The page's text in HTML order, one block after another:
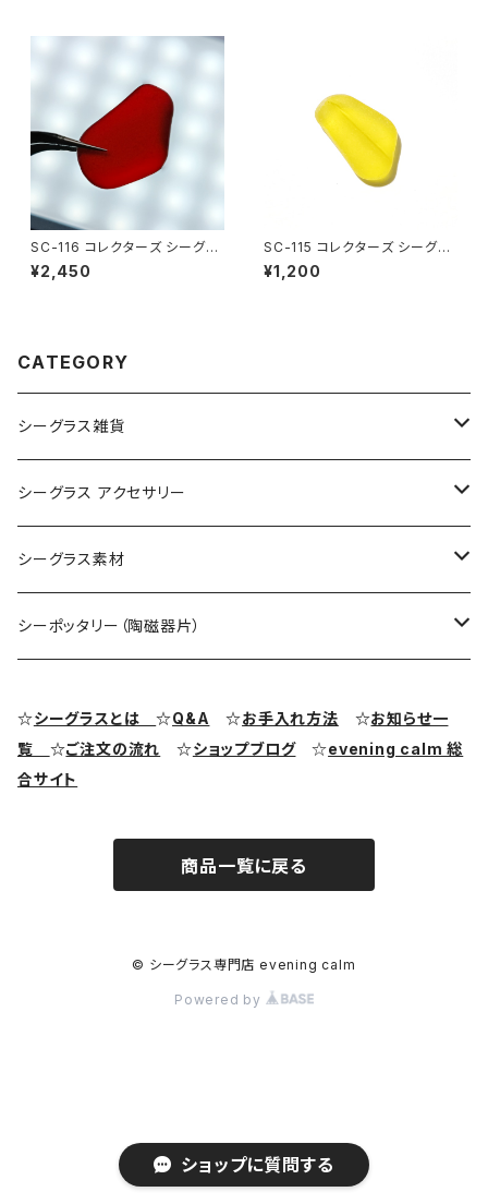
ショップに質問する
SC-116 コレクターズ シーグラ
ス（ワインレッド）
¥2,450
SC-115 コレクターズ シーグラ
ス (黄色)
¥1,200
CATEGORY
シーグラス雑貨
コレクション用シーグラス
シーグラス オブジェ・置物
シーグラス アクセサリー
シーグラス ネックレス
シーグラス ペンダントヘッド（トップ）
シーグラス リング・指輪
シーグラス素材
アクセサリー用シーグラス
シーポッタリー（陶磁器片）
☆シーグラスとは☆Q&A ☆お手入れ方法 ☆お知らせ一
覧 ☆ご注文の流れ ☆ショップブログ ☆evening calm 総
合サイト
商品一覧に戻る
© シーグラス専門店 evening calm
Powered by